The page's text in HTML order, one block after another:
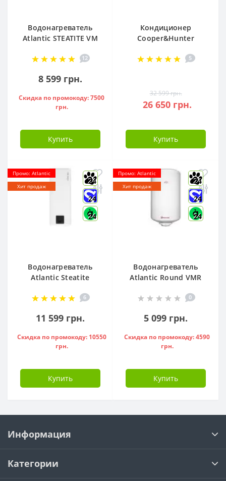
Водонагреватель
Atlantic STEATITE VM
851188
12
8 599 грн.
Скидка по промокоду: 7500
грн.
Купить
Кондиционер
Cooper&Hunter
S12FTXLA2-NG (WI-
5
32 599 грн.
26 650 грн.
Купить
Промо: Atlantic
Хит продаж
24
24
24
Водонагреватель
Atlantic Steatite
1500W, - 841286
6
11 599 грн.
Скидка по промокоду: 10550
грн.
Купить
Промо: Atlantic
Хит продаж
24
24
24
Водонагреватель
Atlantic Round VMR
951136
0
5 099 грн.
Скидка по промокоду: 4590
грн.
Купить
Информация
Категории